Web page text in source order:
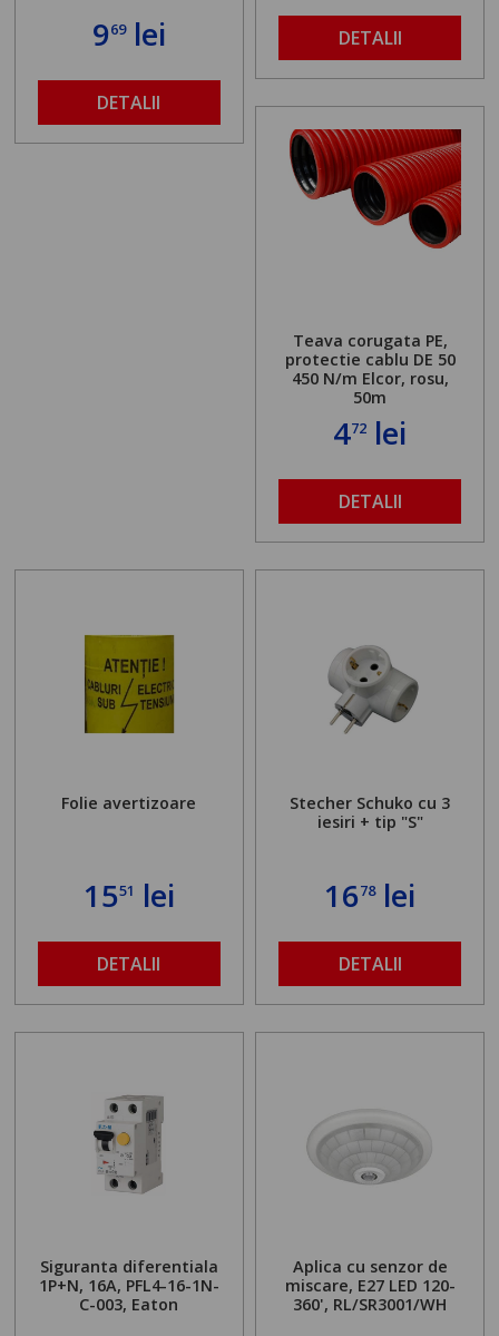
969lei
DETALII
DETALII
Teava corugata PE,
protectie cablu DE 50
450 N/m Elcor, rosu,
50m
472 lei
DETALII
Folie avertizoare
1551 lei
DETALII
Stecher Schuko cu 3
iesiri + tip "S"
1678lei
DETALII
Siguranta diferentiala
1P+N, 16A, PFL4-16-1N-
C-003, Eaton
Aplica cu senzor de
miscare, E27 LED 120-
360', RL/SR3001/WH